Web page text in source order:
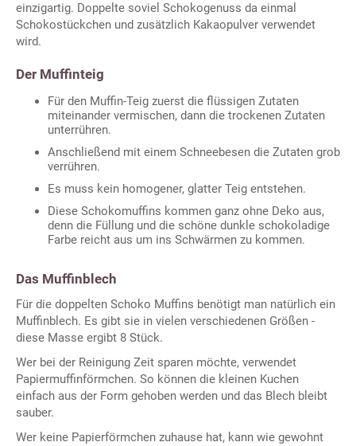
einzigartig. Doppelte soviel Schokogenuss da einmal
Schokostückchen und zusätzlich Kakaopulver verwendet
wird.
Der Muffinteig
Für den Muffin-Teig zuerst die flüssigen Zutaten
miteinander vermischen, dann die trockenen Zutaten
unterrühren.
Anschließend mit einem Schneebesen die Zutaten grob
verrühren.
Es muss kein homogener, glatter Teig entstehen.
Diese Schokomuffins kommen ganz ohne Deko aus,
denn die Füllung und die schöne dunkle schokoladige
Farbe reicht aus um ins Schwärmen zu kommen.
Das Muffinblech
Für die doppelten Schoko Muffins benötigt man natürlich ein
Muffinblech. Es gibt sie in vielen verschiedenen Größen -
diese Masse ergibt 8 Stück.
Wer bei der Reinigung Zeit sparen möchte, verwendet
Papiermuffinförmchen. So können die kleinen Kuchen
einfach aus der Form gehoben werden und das Blech bleibt
sauber.
Wer keine Papierförmchen zuhause hat, kann wie gewohnt